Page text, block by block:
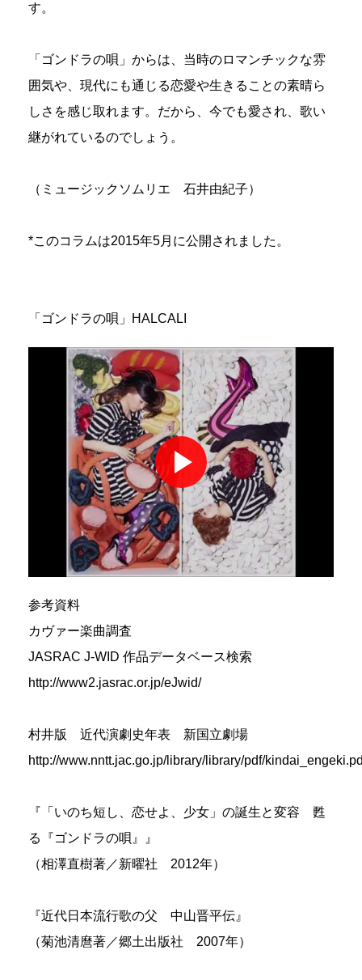
す。
「ゴンドラの唄」からは、当時のロマンチックな雰
囲気や、現代にも通じる恋愛や生きることの素晴ら
しさを感じ取れます。だから、今でも愛され、歌い
継がれているのでしょう。
（ミュージックソムリエ 石井由紀子）
*このコラムは2015年5月に公開されました。
「ゴンドラの唄」HALCALI
参考資料
カヴァー楽曲調査
JASRAC J-WID 作品データベース検索
http://www2.jasrac.or.jp/eJwid/
村井版 近代演劇史年表 新国立劇場
http://www.nntt.jac.go.jp/library/library/pdf/
『「いのち短し、恋せよ、少女」の誕生と変容 甦
る『ゴンドラの唄』』
（相澤直樹著／新曜社 2012年）
『近代日本流行歌の父 中山晋平伝』
（菊池清麿著／郷土出版社 2007年）